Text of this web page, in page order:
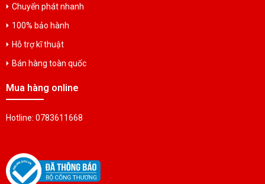
Pin PLC GE FANUC IC655ACC550
Liên hệ
Pin IC601ACC150 Fanuc Battery
Liên hệ
Chuyển phát nhanh
100% bảo hành
Hỗ trợ kĩ thuật
Bán hàng toàn quốc
Mua hàng online
Hotline: 0783611668